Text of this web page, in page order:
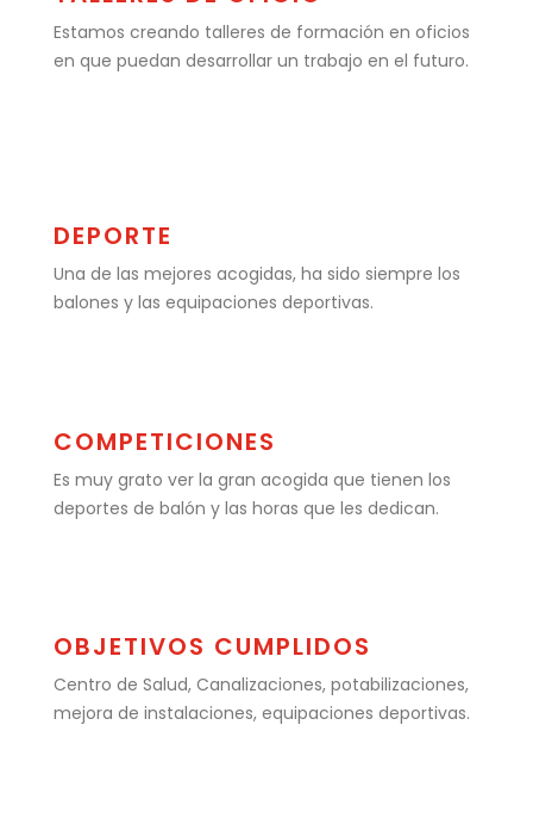
Estamos creando talleres de formación en oficios
en que puedan desarrollar un trabajo en el futuro.
DEPORTE
Una de las mejores acogidas, ha sido siempre los
balones y las equipaciones deportivas.
COMPETICIONES
Es muy grato ver la gran acogida que tienen los
deportes de balón y las horas que les dedican.
OBJETIVOS CUMPLIDOS
Centro de Salud, Canalizaciones, potabilizaciones,
mejora de instalaciones, equipaciones deportivas.